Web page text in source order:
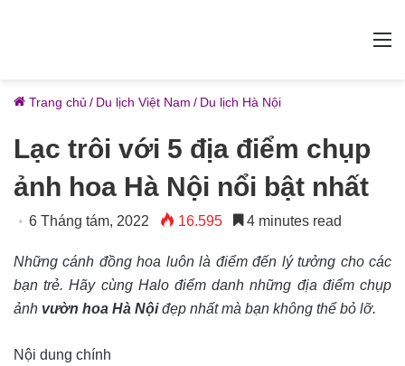
Trang chủ / Du lịch Việt Nam / Du lịch Hà Nội
Lạc trôi với 5 địa điểm chụp
ảnh hoa Hà Nội nổi bật nhất
6 Tháng tám, 2022 16.595 4 minutes read
Những cánh đồng hoa luôn là điểm đến lý tưởng cho các
bạn trẻ. Hãy cùng Halo điểm danh những địa điểm chụp
ảnh vườn hoa Hà Nộiđẹp nhất mà bạn không thể bỏ lỡ.
Nội dung chính